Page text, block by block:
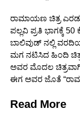
ರಾಮಾಯಣ ಚಿತ್ರ
ಪಲ್ಲವಿ ಪ್ರತಿ ಭಾಗಕ್ಕೆ
ಬಾಲಿವುಡ್ ನಲ್ಲಿ
ಮಗ ನಟಿಸಿದ ಹಿಂದಿ
ಅವರ ಮೊದಲ
ಈಗ ಅವರ ಜೊತೆ
Read More